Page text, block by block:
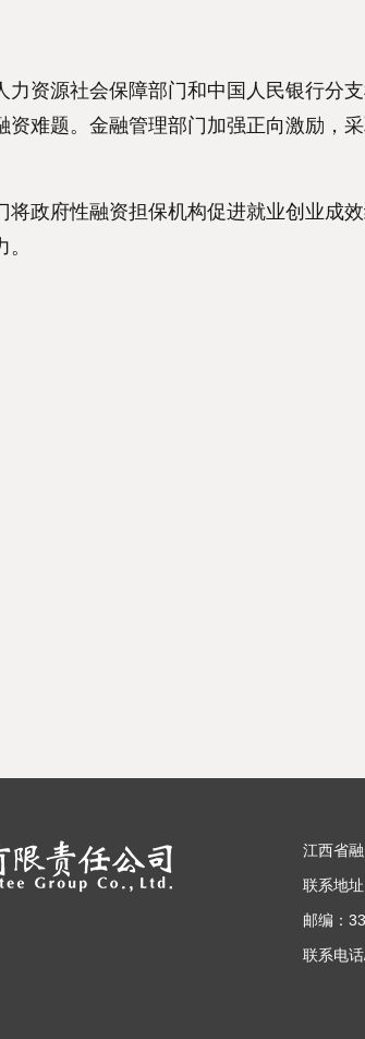
源社会保障部门和中国人民银行分
难题。金融管理部门加强正向激励，
府性融资担保机构促进就业创业成
。
江西省
联系地
邮编：
联系电